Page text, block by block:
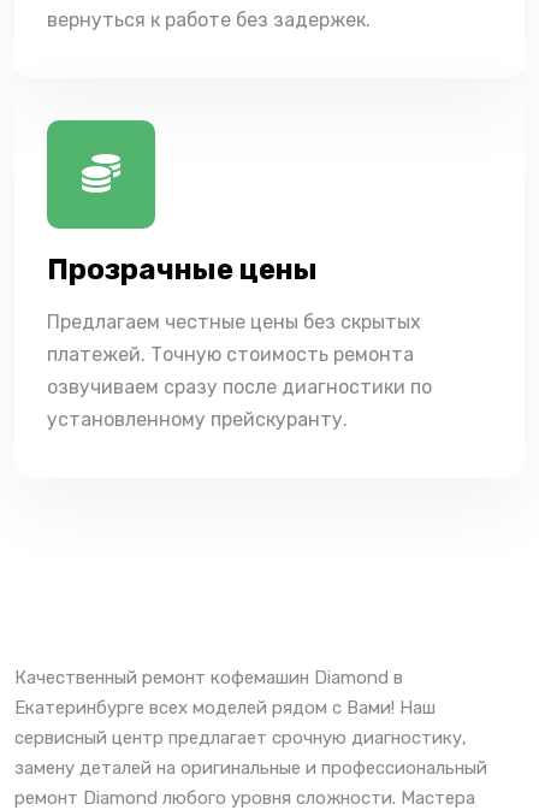
вернуться к работе без задержек.
Прозрачные цены
Предлагаем честные цены без скрытых
платежей. Точную стоимость ремонта
озвучиваем сразу после диагностики по
установленному прейскуранту.
Качественный ремонт кофемашин Diamond в
Екатеринбурге всех моделей рядом с Вами! Наш
сервисный центр предлагает срочную диагностику,
замену деталей на оригинальные и профессиональный
ремонт Diamond любого уровня сложности. Мастера